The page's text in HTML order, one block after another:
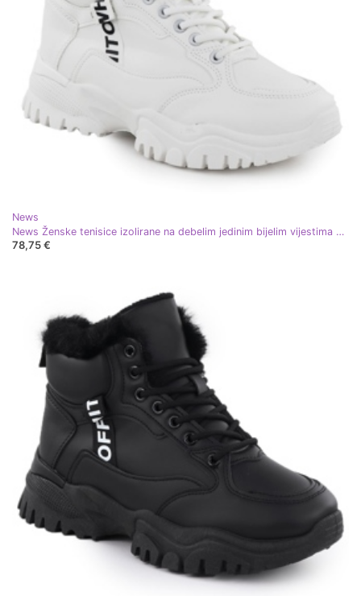
News
News Ženske tenisice izolirane na debelim jedinim bijelim vijestima 9121 bijela
78,75 €